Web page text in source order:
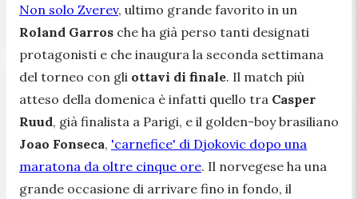
Non solo Zverev, ultimo grande favorito in un
Roland Garros che ha già perso tanti designati
protagonisti e che inaugura la seconda settimana
del torneo con gli ottavi di finale. Il match più
atteso della domenica è infatti quello tra Casper
Ruud, già finalista a Parigi, e il golden-boy brasiliano
Joao Fonseca, 'carnefice' di Djokovic dopo una
maratona da oltre cinque ore. Il norvegese ha una
grande occasione di arrivare fino in fondo, il